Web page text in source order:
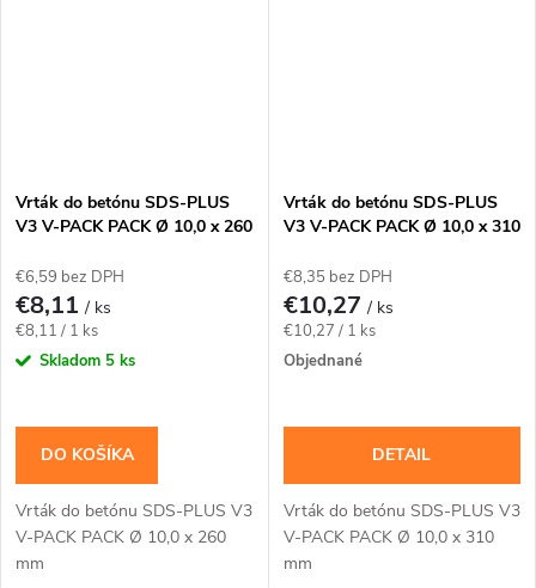
Vrták do betónu SDS-PLUS
V3 V-PACK PACK Ø 10,0 x 260
€6,59 bez DPH
€8,11/ ks
Jednotková
cena:
€8,11 / 1 ks
Skladom 5 ks
DO KOŠÍKA
Vrták do betónu SDS-PLUS V3
V-PACK PACK Ø 10,0 x 260
mm
Vrták do betónu SDS-PLUS
V3 V-PACK PACK Ø 10,0 x 310
€8,35 bez DPH
€10,27/ ks
Jednotková
cena:
€10,27 / 1 ks
Objednané
DETAIL
Vrták do betónu SDS-PLUS V3
V-PACK PACK Ø 10,0 x 310
mm